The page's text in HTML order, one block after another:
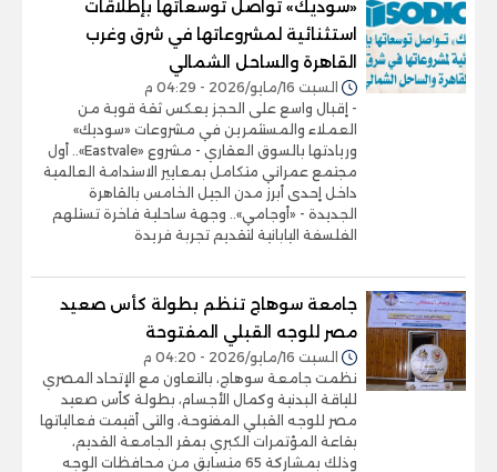
«سوديك» تواصل توسعاتها بإطلاقات
استثنائية لمشروعاتها في شرق وغرب
القاهرة والساحل الشمالي
السبت 16/مايو/2026 - 04:29 م
- إقبال واسع على الحجز يعكس ثقة قوية من
العملاء والمستثمرين في مشروعات «سوديك»
وريادتها بالسوق العقاري - مشروع «Eastvale».. أول
مجتمع عمراني متكامل بمعايير الاستدامة العالمية
داخل إحدى أبرز مدن الجيل الخامس بالقاهرة
الجديدة - «أوجامي».. وجهة ساحلية فاخرة تستلهم
الفلسفة اليابانية لتقديم تجربة فريدة
جامعة سوهاج تنظم بطولة كأس صعيد
مصر للوجه القبلي المفتوحة
السبت 16/مايو/2026 - 04:20 م
نظمت جامعة سوهاج، بالتعاون مع الإتحاد المصري
للياقة البدنية وكمال الأجسام، بطولة كأس صعيد
مصر للوجه القبلي المفتوحة، والتى أقيمت فعالياتها
بقاعة المؤتمرات الكبري بمقر الجامعة القديم،
وذلك بمشاركة 65 متسابق من محافظات الوجه